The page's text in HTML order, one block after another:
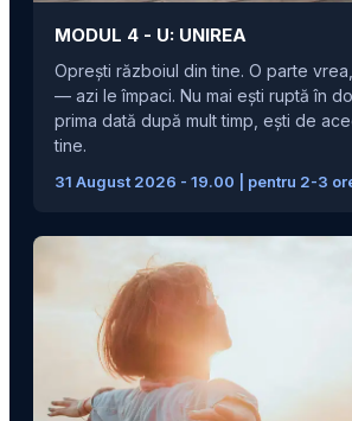
MODUL 4 - U: UNIREA
Oprești războiul din tine. O parte
— azi le împaci. Nu mai ești ruptă în
prima dată după mult timp, ești de
tine.
31 August 2026 - 19.00 | pentru 2-3